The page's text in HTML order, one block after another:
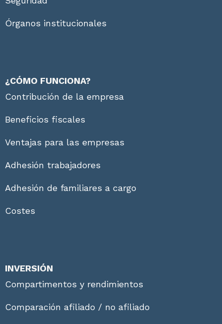
Órganos institucionales
¿CÓMO FUNCIONA?
Contribución de la empresa
Beneficios fiscales
Ventajas para las empresas
Adhesión trabajadores
Adhesión de familiares a cargo
Costes
INVERSIÓN
Compartimentos y rendimientos
Comparación afiliado / no afiliado